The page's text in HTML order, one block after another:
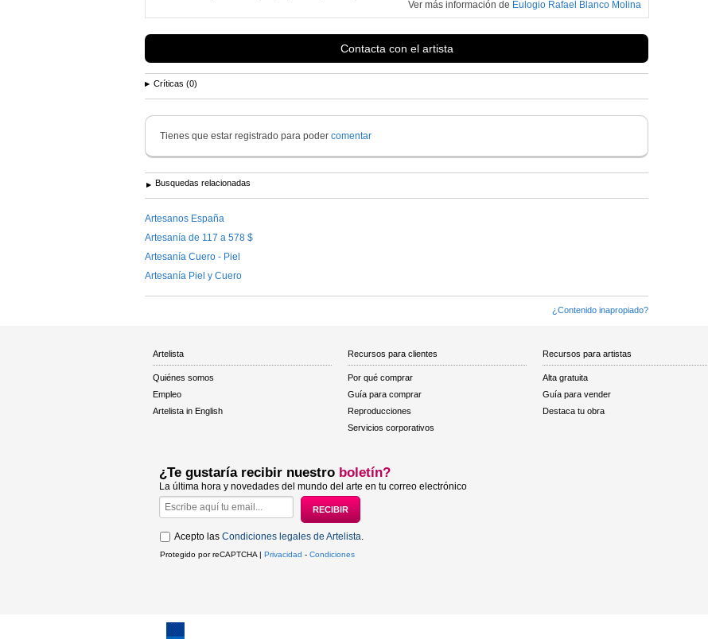
Ver más información de Eulogio Rafael Blanco Molina
Contacta con el artista
Críticas (0)
Tienes que estar registrado para poder comentar
Busquedas relacionadas
Artesanos España
Artesanía de 117 a 578 $
Artesanía Cuero - Piel
Artesanía Piel y Cuero
¿Contenido inapropiado?
Artelista
Quiénes somos
Empleo
Artelista in English
Recursos para clientes
Por qué comprar
Guía para comprar
Reproducciones
Servicios corporativos
Recursos para artistas
Alta gratuita
Guía para vender
Destaca tu obra
¿Te gustaría recibir nuestro boletín?
La última hora y novedades del mundo del arte en tu correo electrónico
Acepto las Condiciones legales de Artelista
Protegido por reCAPTCHA | Privacidad - Condiciones